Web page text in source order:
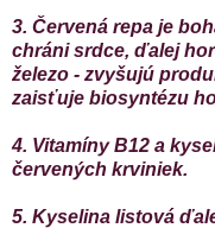
3. Červená repa je
chráni srdce, ďalej
železo - zvyšujú
zaisťuje biosyntézu
4. Vitamíny B12 a
červených krviniek.
5. Kyselina listová